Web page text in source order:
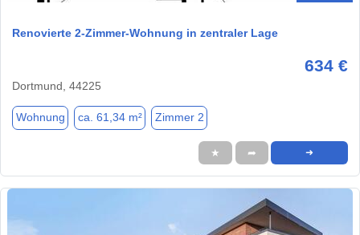
Renovierte 2-Zimmer-Wohnung in zentraler Lage
634 €
Dortmund, 44225
Wohnung ca. 61,34 m² Zimmer 2
★ ➦ ➜